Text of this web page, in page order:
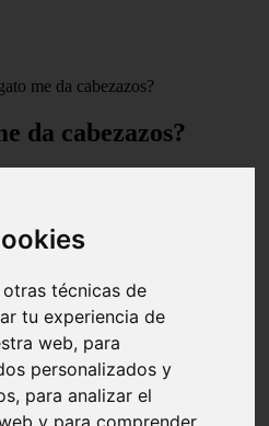
técnicas de
tu experiencia de
web, para
personalizados y
para analizar el
me da cabezazos?
da cabezazos?